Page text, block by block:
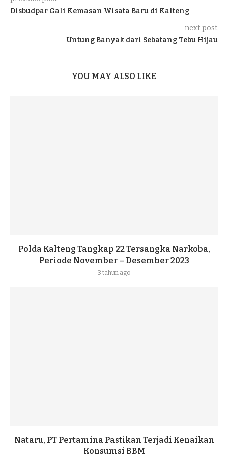
Disbudpar Gali Kemasan Wisata Baru di Kalteng
next post
Untung Banyak dari Sebatang Tebu Hijau
YOU MAY ALSO LIKE
Polda Kalteng Tangkap 22 Tersangka Narkoba,
Periode November – Desember 2023
3 tahun ago
Nataru, PT Pertamina Pastikan Terjadi Kenaikan
Konsumsi BBM